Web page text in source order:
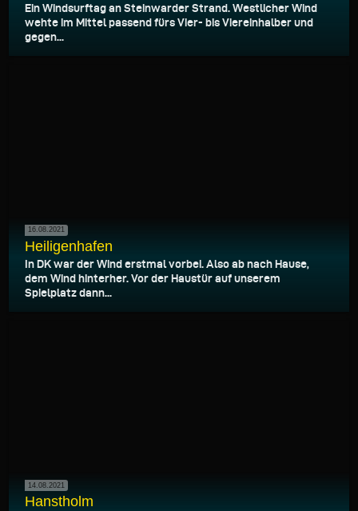
Ein Windsurftag an Steinwarder Strand. Westlicher Wind
wehte im Mittel passend fürs Vier- bis Viereinhalber und
gegen...
16.08.2021
Heiligenhafen
In DK war der Wind erstmal vorbei. Also ab nach Hause,
dem Wind hinterher. Vor der Haustür auf unserem
Spielplatz dann...
14.08.2021
Hanstholm